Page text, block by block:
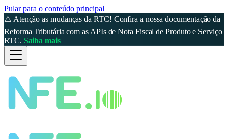
Pular para o conteúdo principal
⚠️ Atenção as mudanças da RTC! Confira a nossa documentação da
Reforma Tributária com as APIs de Nota Fiscal de Produto e Serviço
RTC. Saiba mais